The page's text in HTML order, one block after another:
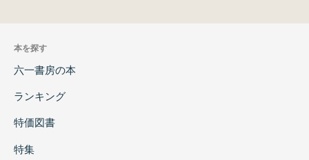
本を探す
六一書房の本
ランキング
特価図書
特集